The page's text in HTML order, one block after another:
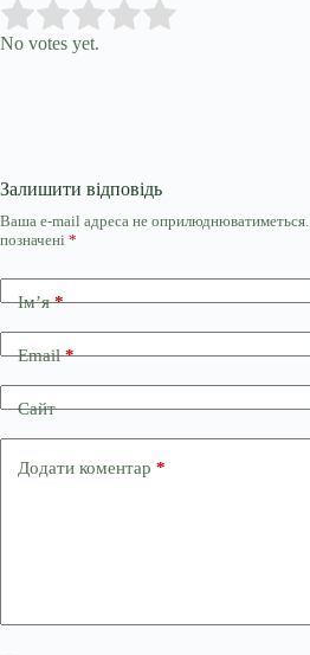
Rate this item:
No votes yet.
Залишити відповідь
Ваша e-mail адреса не оприлюднюватиметься.
позначені *
Ім’я*
Email*
Сайт
Додати коментар *